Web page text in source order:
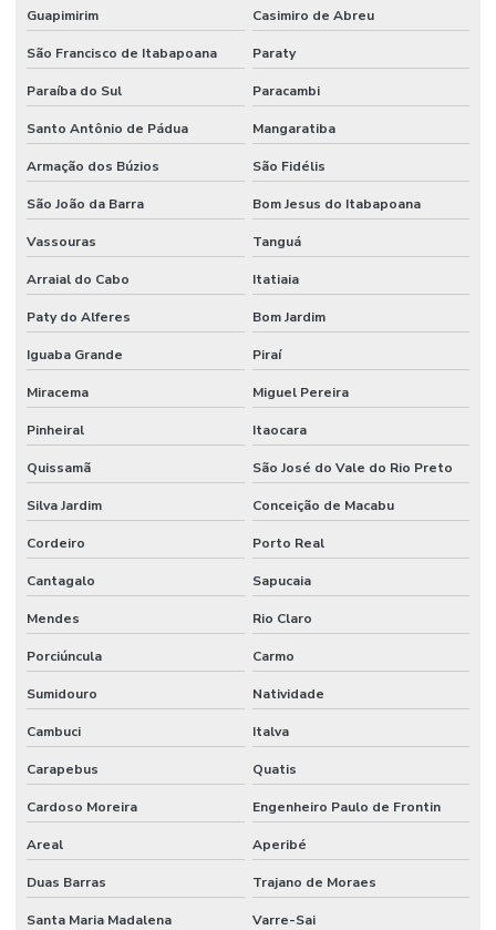
Guapimirim Casimiro de Abreu
São Francisco de Itabapoana Paraty
Paraíba do Sul Paracambi
Santo Antônio de Pádua Mangaratiba
Armação dos Búzios São Fidélis
São João da Barra Bom Jesus do Itabapoana
Vassouras Tanguá
Arraial do Cabo Itatiaia
Paty do Alferes Bom Jardim
Iguaba Grande Piraí
Miracema Miguel Pereira
Pinheiral Itaocara
Quissamã São José do Vale do Rio Preto
Silva Jardim Conceição de Macabu
Cordeiro Porto Real
Cantagalo Sapucaia
Mendes Rio Claro
Porciúncula Carmo
Sumidouro Natividade
Cambuci Italva
Carapebus Quatis
Cardoso Moreira Engenheiro Paulo de Frontin
Areal Aperibé
Duas Barras Trajano de Moraes
Santa Maria Madalena Varre-Sai